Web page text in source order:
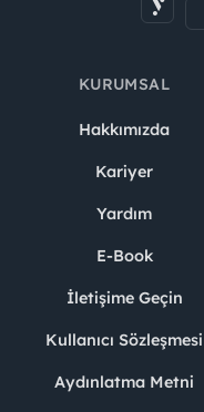
KURUMSAL
Hakkımızda
Kariyer
Yardım
E-Book
İletişime Geçin
Kullanıcı Sözleşmesi
Aydınlatma Metni